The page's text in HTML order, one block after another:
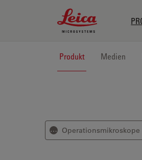
Leica Microsystems
Produkt Medien
⋯ Operationsmikroskope